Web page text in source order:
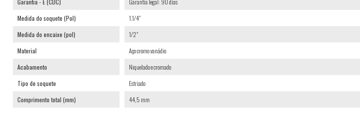
Medida do soquete (Pol)
1.1/4"
Medida do encaixe (pol)
1/2"
Material
Aço cromo vanádio
Acabamento
Niquelado e cromado
Tipo de soquete
Estriado
Comprimento total (mm)
44,5 mm